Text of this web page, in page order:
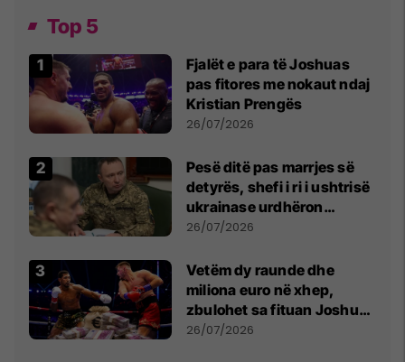
Top 5
Fjalët e para të Joshuas
pas fitores me nokaut ndaj
Kristian Prengës
26/07/2026
Pesë ditë pas marrjes së
detyrës, shefi i ri i ushtrisë
ukrainase urdhëron
kontroll të madh
26/07/2026
Vetëm dy raunde dhe
miliona euro në xhep,
zbulohet sa fituan Joshua
e Prenga
26/07/2026